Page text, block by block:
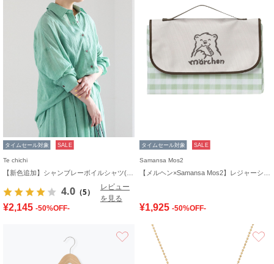
タイムセール対象 SALE
Te chichi
4.0 （5）
レビュー
を見る
¥2,145 -50%OFF-
タイムセール対象 SALE
Samansa Mos2
¥1,925 -50%OFF-
お気に入り